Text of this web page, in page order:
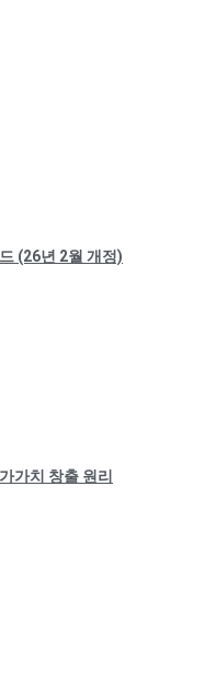
(26년 2월 개정)
가치 창출 원리